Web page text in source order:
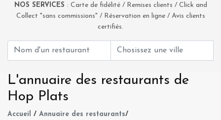
NOS SERVICES : Carte de fidélité / Remises clients / Click and
Collect "sans commissions" / Réservation en ligne / Avis clients
certifiés.
L'annuaire des restaurants de
Hop Plats
Accueil / Annuaire des restaurants/